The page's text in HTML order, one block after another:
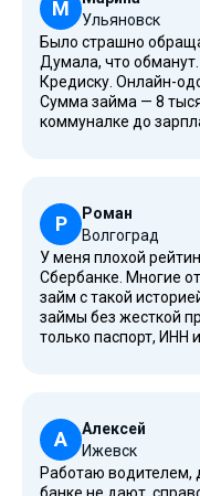
М
Ульяновск
Было страшно
Думала, что
Кредиску. Онлайн-
Сумма займа — 8
коммуналке до
Р
Роман
Волгоград
У меня плохой
Сбербанке. Многие
займ с такой
займы без жесткой
только паспорт, ИНН
нервов.
А
Алексей
Ижевск
Работаю водителем,